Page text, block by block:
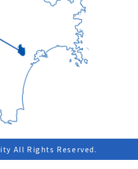
All Rights Reserved.